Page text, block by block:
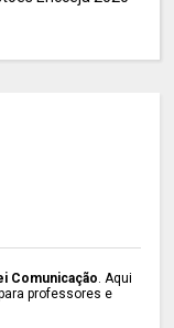
Comunicação. Aqui
professores e